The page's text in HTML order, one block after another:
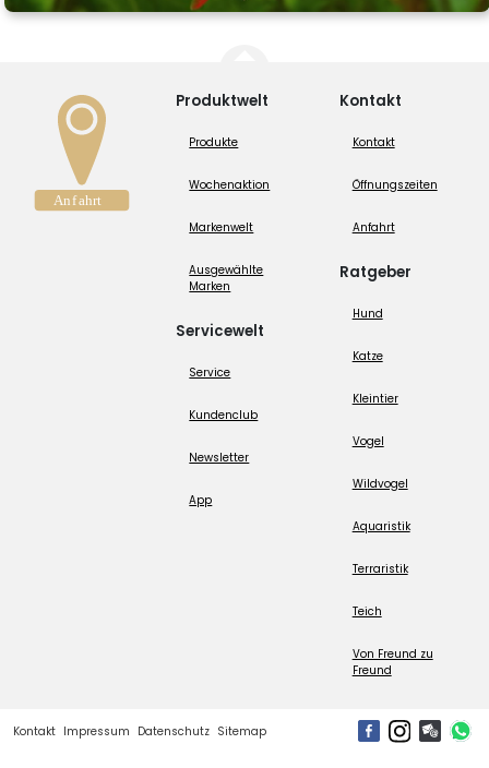
Produktwelt
Produkte
Wochenaktion
Markenwelt
Ausgewählte
Marken
Servicewelt
Service
Kundenclub
Newsletter
App
Kontakt
Kontakt
Öffnungszeiten
Anfahrt
Ratgeber
Hund
Katze
Kleintier
Vogel
Wildvogel
Aquaristik
Terraristik
Teich
Von Freund zu
Freund
Kontakt Impressum Datenschutz Sitemap